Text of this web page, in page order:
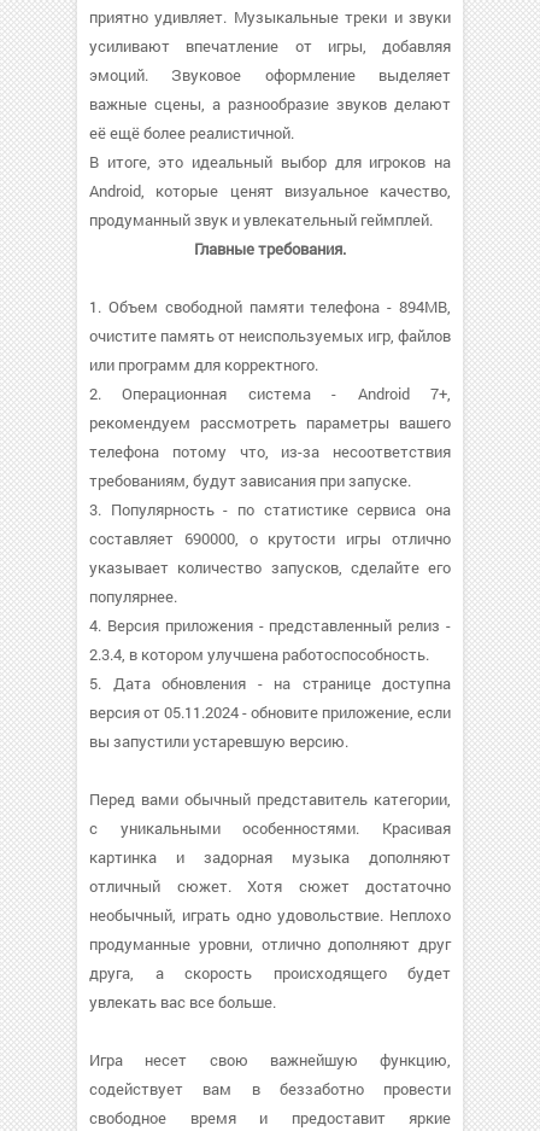
приятно удивляет. Музыкальные треки и звуки
усиливают впечатление от игры, добавляя
эмоций. Звуковое оформление выделяет
важные сцены, а разнообразие звуков делают
её ещё более реалистичной.
В итоге, это идеальный выбор для игроков на
Android, которые ценят визуальное качество,
продуманный звук и увлекательный геймплей.
Главные требования.
1. Объем свободной памяти телефона - 894MB,
очистите память от неиспользуемых игр, файлов
или программ для корректного.
2. Операционная система - Android 7+,
рекомендуем рассмотреть параметры вашего
телефона потому что, из-за несоответствия
требованиям, будут зависания при запуске.
3. Популярность - по статистике сервиса она
составляет 690000, о крутости игры отлично
указывает количество запусков, сделайте его
популярнее.
4. Версия приложения - представленный релиз -
2.3.4, в котором улучшена работоспособность.
5. Дата обновления - на странице доступна
версия от 05.11.2024 - обновите приложение, если
вы запустили устаревшую версию.
Перед вами обычный представитель категории,
с уникальными особенностями. Красивая
картинка и задорная музыка дополняют
отличный сюжет. Хотя сюжет достаточно
необычный, играть одно удовольствие. Неплохо
продуманные уровни, отлично дополняют друг
друга, а скорость происходящего будет
увлекать вас все больше.
Игра несет свою важнейшую функцию,
содействует вам в беззаботно провести
свободное время и предоставит яркие